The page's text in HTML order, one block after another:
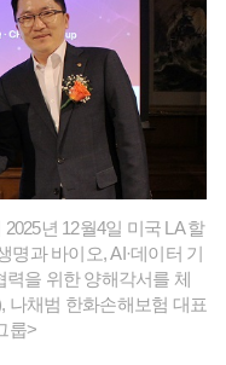
년 12월4일 미국 LA 할
명과 바이오, AI·데이터 기
을 위한 양해각서를 체
나채범 한화손해보험 대표
룹>